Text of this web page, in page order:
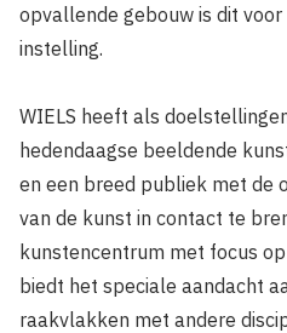
opvallende gebouw is dit
instelling.
WIELS heeft als
hedendaagse beeldende
en een breed publiek met de
van de kunst in contact te
kunstencentrum met focus
biedt het speciale aandacht
raakvlakken met andere